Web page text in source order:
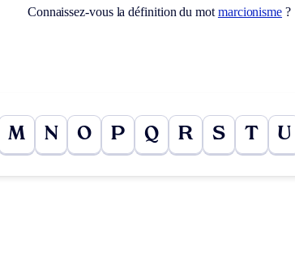
Connaissez-vous la définition du mot marcionisme ?
M N O P Q R S T U